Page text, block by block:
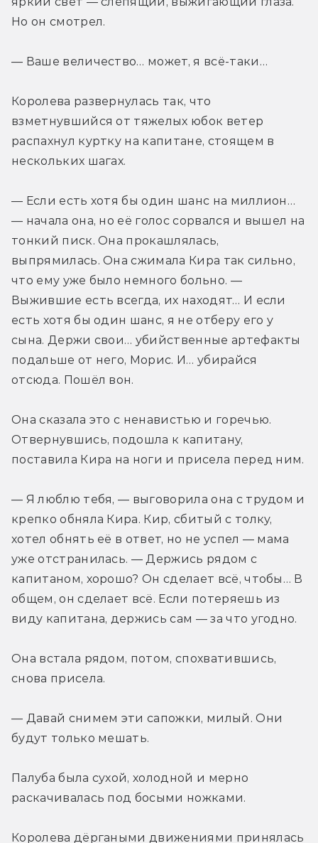
Но он смотрел.
— Ваше величество… может, я всё-таки…
Королева развернулась так, что
взметнувшийся от тяжелых юбок ветер
распахнул куртку на капитане, стоящем в
нескольких шагах.
— Если есть хотя бы один шанс на миллион…
— начала она, но её голос сорвался и вышел на
тонкий писк. Она прокашлялась,
выпрямилась. Она сжимала Кира так сильно,
что ему уже было немного больно. —
Выжившие есть всегда, их находят… И если
есть хотя бы один шанс, я не отберу его у
сына. Держи свои… убийственные артефакты
подальше от него, Морис. И… убирайся
отсюда. Пошёл вон.
Она сказала это с ненавистью и горечью.
Отвернувшись, подошла к капитану,
поставила Кира на ноги и присела перед ним.
— Я люблю тебя, — выговорила она с трудом и
крепко обняла Кира. Кир, сбитый с толку,
хотел обнять её в ответ, но не успел — мама
уже отстранилась. — Держись рядом с
капитаном, хорошо? Он сделает всё, чтобы… В
общем, он сделает всё. Если потеряешь из
виду капитана, держись сам — за что угодно.
Она встала рядом, потом, спохватившись,
снова присела.
— Давай снимем эти сапожки, милый. Они
будут только мешать.
Палуба была сухой, холодной и мерно
раскачивалась под босыми ножками.
Королева дёргаными движениями принялась